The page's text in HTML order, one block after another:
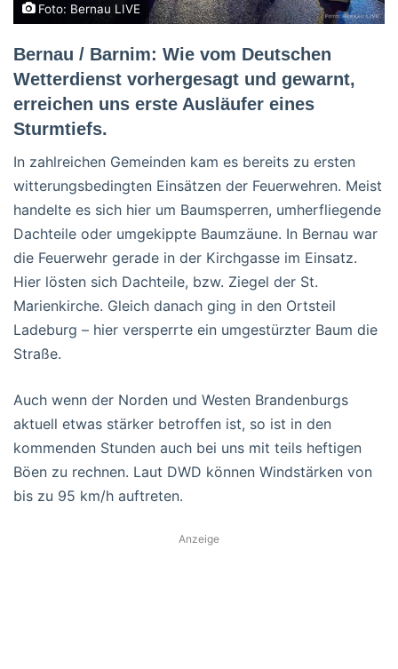
Foto: Bernau LIVE
Bernau / Barnim: Wie vom Deutschen
Wetterdienst vorhergesagt und gewarnt,
erreichen uns erste Ausläufer eines
Sturmtiefs.
In zahlreichen Gemeinden kam es bereits zu ersten
witterungsbedingten Einsätzen der Feuerwehren. Meist
handelte es sich hier um Baumsperren, umherfliegende
Dachteile oder umgekippte Baumzäune. In Bernau war
die Feuerwehr gerade in der Kirchgasse im Einsatz.
Hier lösten sich Dachteile, bzw. Ziegel der St.
Marienkirche. Gleich danach ging in den Ortsteil
Ladeburg – hier versperrte ein umgestürzter Baum die
Straße.
Auch wenn der Norden und Westen Brandenburgs
aktuell etwas stärker betroffen ist, so ist in den
kommenden Stunden auch bei uns mit teils heftigen
Böen zu rechnen. Laut DWD können Windstärken von
bis zu 95 km/h auftreten.
Anzeige